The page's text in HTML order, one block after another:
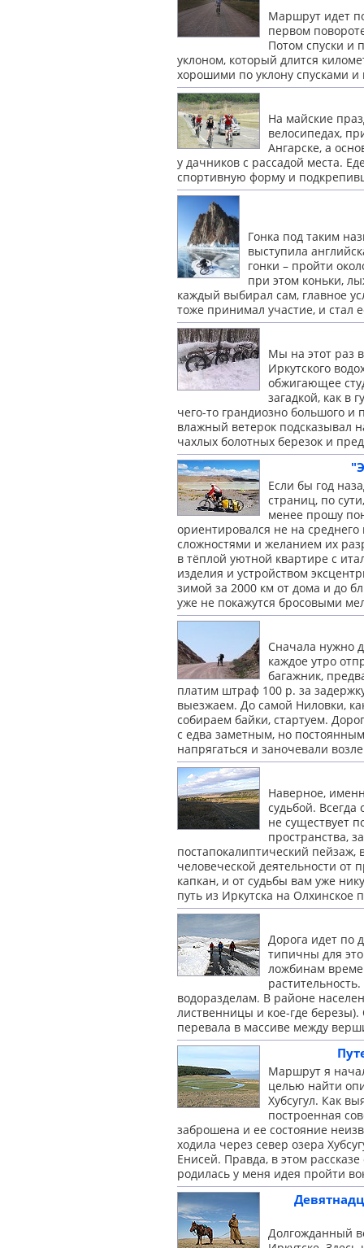
Маршрут идет
первом
Потом спуски и
уклоном, который длится
хорошими по уклону спусками
На майские
велосипедах,
Ангарске, а
у дачников с рассадой места.
спортивную форму и
Гонка под таким
выступила
гонки – пройти
при этом коньки,
каждый выбирал сам, главное
тоже принимал участие, и стал
Мы на этот раз
Иркутского
обжигающее
загадкой, как в
чего-то грандиозно большого
влажный ветерок подсказывал
чахлых болотных березок и
Если бы год
страниц, по
менее прошу
ориентировался не на
сложностями и желанием их
в тёплой уютной квартире с
изделия и устройством
зимой за 2000 км от дома и до
уже не покажутся бросовыми
Сначала нужно
каж­дое утро
багажник,
платим штраф 100 р. за
выезжаем. До самой Ниловки,
соби­раем байки, стартуем.
с едва заметным, но
напрягаться и заночевали
Наверное,
судьбой.
не существует
пространства,
постапокалиптический пейзаж,
человеческой деятельности от
капкан, и от судьбы вам уже
путь из Иркутска на Олхинское
Дорога идет по
типичны для
ложбинам
водоразделам. В районе
лиственницы и кое-где
перевала в массиве между
Маршрут я
целью найти
Хубсугул. Как
построенная
заброшена и ее состояние
ходила через север озера
Енисей. Правда, в этом
родилась у меня идея пройти
Долгожданный